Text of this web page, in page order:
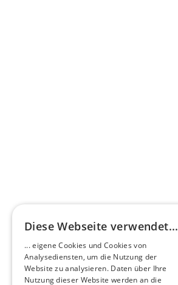
HEERO
Mehr erfahren
Diese Webseite verwendet...
... eigene Cookies und Cookies von
Analysediensten, um die Nutzung der
Website zu analysieren. Daten über Ihre
Nutzung dieser Website werden an die